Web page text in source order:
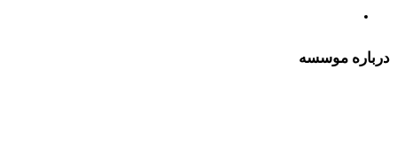
درباره موسسه